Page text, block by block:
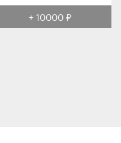
+ 10000 ₽